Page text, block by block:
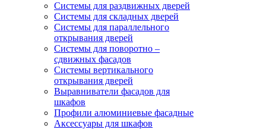
Системы для раздвижных дверей
Системы для складных дверей
Системы для параллельного
открывания дверей
Системы для поворотно –
сдвижных фасадов
Системы вертикального
открывания дверей
Выравниватели фасадов для
шкафов
Профили алюминиевые фасадные
Аксессуары для шкафов